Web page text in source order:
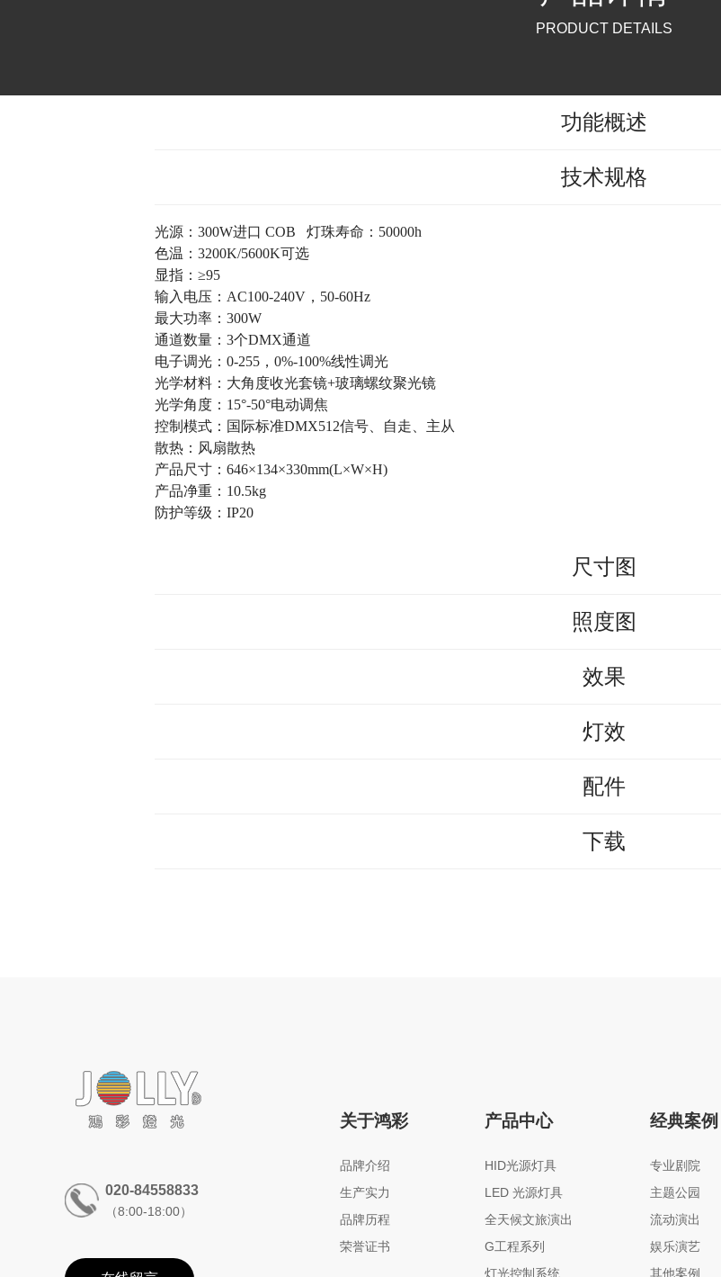
PRODUCT DETAILS
功能概述
技术规格
光源：300W进口 COB 灯珠寿命：50000h
色温：3200K/5600K可选
显指：≥95
输入电压：AC100-240V，50-60Hz
最大功率：300W
通道数量：3个DMX通道
电子调光：0-255，0%-100%线性调光
光学材料：大角度收光套镜+玻璃螺纹聚光镜
光学角度：15°-50°电动调焦
控制模式：国际标准DMX512信号、自走、主从
散热：风扇散热
产品尺寸：646×134×330mm(L×W×H)
产品净重：10.5kg
防护等级：IP20
尺寸图
照度图
效果
灯效
配件
下载
020-84558833
（8:00-18:00）
关于鸿彩
品牌介绍
生产实力
品牌历程
荣誉证书
产品中心
HID光源灯具
LED 光源灯具
全天候文旅演出
G工程系列
灯光控制系统
经典案例
专业剧院
主题公园
流动演出
娱乐演艺
其他案例